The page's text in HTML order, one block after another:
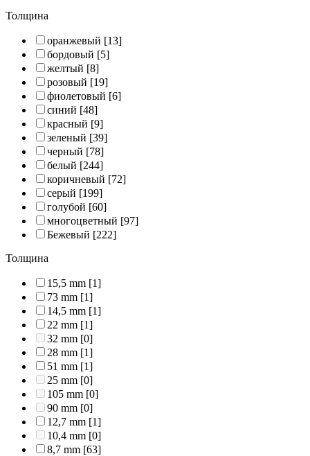
Толщина
оранжевый [13]
бордовый [5]
желтый [8]
розовый [19]
фиолетовый [6]
синий [48]
красный [9]
зеленый [39]
черный [78]
белый [244]
коричневый [72]
серый [199]
голубой [60]
многоцветный [97]
Бежевый [222]
Толщина
15,5 mm [1]
73 mm [1]
14,5 mm [1]
22 mm [1]
32 mm [0]
28 mm [1]
51 mm [1]
25 mm [0]
105 mm [0]
90 mm [0]
12,7 mm [1]
10,4 mm [0]
8,7 mm [63]